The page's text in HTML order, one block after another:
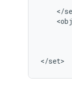
</set>